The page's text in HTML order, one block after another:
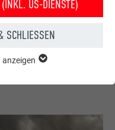
Produkte in vielen
US-DIENSTE)
anzeigen